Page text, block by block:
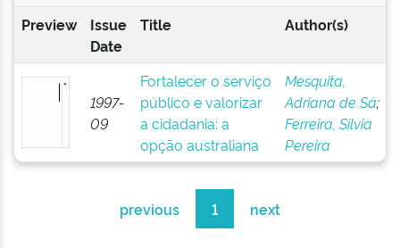
Preview
Issue
Date
Title Author(s)
1997-
09
Fortalecer o serviço
público e valorizar
a cidadania: a
opção australiana
Mesquita,
Adriana de Sá;
Ferreira, Silvia
Pereira
previous 1 next